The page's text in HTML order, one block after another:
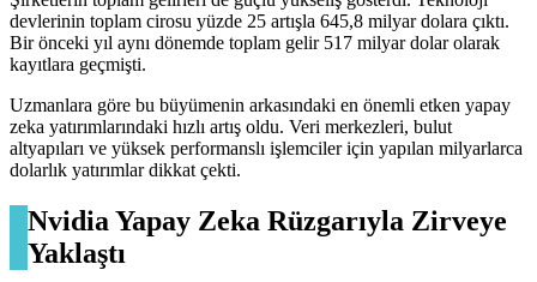
devlerinin toplam cirosu yüzde 25 artışla 645,8 milyar dolara çıktı.
Bir önceki yıl aynı dönemde toplam gelir 517 milyar dolar olarak
kayıtlara geçmişti.
Uzmanlara göre bu büyümenin arkasındaki en önemli etken yapay
zeka yatırımlarındaki hızlı artış oldu. Veri merkezleri, bulut
altyapıları ve yüksek performanslı işlemciler için yapılan milyarlarca
dolarlık yatırımlar dikkat çekti.
Nvidia Yapay Zeka Rüzgarıyla Zirveye
Yaklaştı